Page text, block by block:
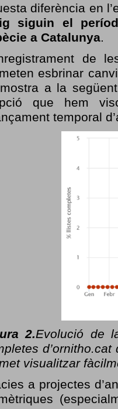
diferència en
siguin el
a Catalunya.
de
esbrinar
a la
que hem
temporal
2.Evolució de
visualitzar
a projectes